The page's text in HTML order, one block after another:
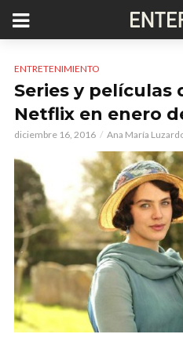
ENTRETENIMIENTO
Series y películas
Netflix en enero
diciembre 16, 2016 Ana María